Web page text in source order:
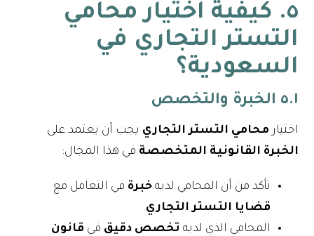
٥. كيفية اختيار محامي
التستر التجاري في
السعودية؟
٥.١ الخبرة والتخصص
اختيار محامي التستر التجاري يجب أن يعتمد على
الخبرة القانونية المتخصصة في هذا المجال:
تأكد من أن المحامي لديهخبرة في التعامل مع
قضايا التستر التجاري.
المحامي الذي لديه تخصص دقيق في قانون